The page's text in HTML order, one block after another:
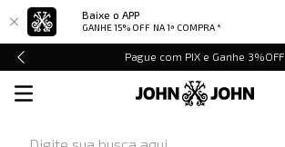
Baixe o APP
GANHE 15% OFF NA 1ª COMPRA *
Pague com PIX e Ganhe 3%OFF